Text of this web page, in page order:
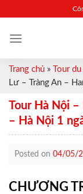
content
Trang chủ » Tour
Lư – Tràng An –
Tour Hà Nội
– Hà Nội 1
Posted on 04/05/
CHƯƠNG